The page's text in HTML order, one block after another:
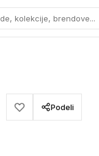
kolekcije, brendove...
Podeli